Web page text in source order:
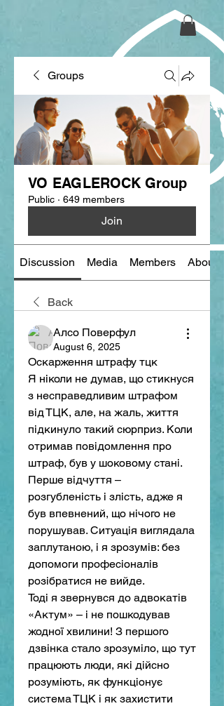
Groups
VO EAGLEROCK Group
Public · 649 members
Join
Discussion Media Members About
Back
Алсо Поверфул
August 6, 2025
Оскарження штрафу тцк
Я ніколи не думав, що стикнуся
з несправедливим штрафом
від ТЦК, але, на жаль, життя
підкинуло такий сюрприз. Коли
отримав повідомлення про
штраф, був у шоковому стані.
Перше відчуття –
розгубленість і злість, адже я
був впевнений, що нічого не
порушував. Ситуація виглядала
заплутаною, і я зрозумів: без
допомоги професіоналів
розібратися не вийде.
Тоді я звернувся до адвокатів
«Актум» – і не пошкодував
жодної хвилини! З першого
дзвінка стало зрозуміло, що тут
працюють люди, які дійсно
розуміють, як функціонує
система ТЦК і як захистити